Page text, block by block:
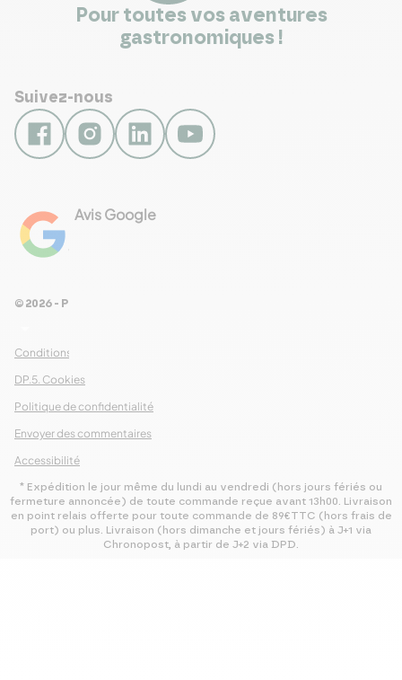
Pour toutes vos aventures
gastronomiques !
Suivez-nous
Avis Google
Conditions Générales de Ventes
DP.5. Cookies
Politique de confidentialité
Envoyer des commentaires
Accessibilité
© 2026 - Pour Les Gourmets
* Expédition le jour même du lundi au vendredi (hors jours fériés ou
fermeture annoncée) de toute commande reçue avant 13h00. Livraison
en point relais offerte pour toute commande de 89€TTC (hors frais de
port) ou plus. Livraison (hors dimanche et jours fériés) à J+1 via
Chronopost, à partir de J+2 via DPD.